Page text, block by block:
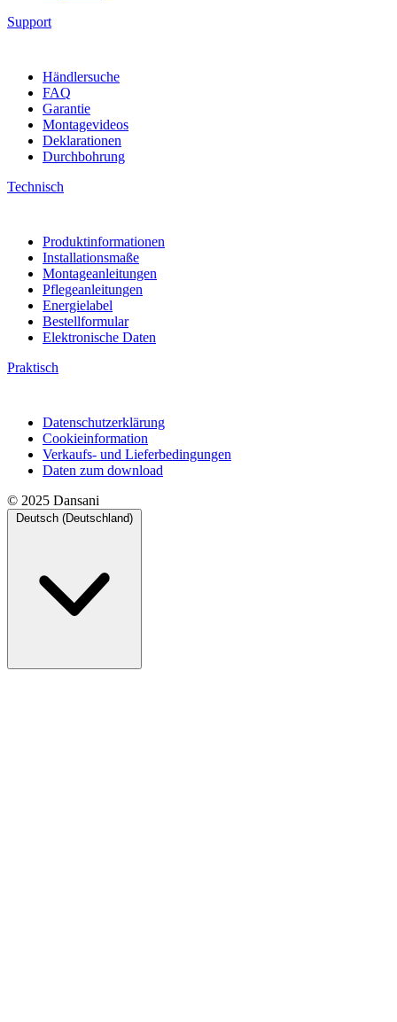
Support
Händlersuche
FAQ
Garantie
Montagevideos
Deklarationen
Durchbohrung
Technisch
Produktinformationen
Installationsmaße
Montageanleitungen
Pflegeanleitungen
Energielabel
Bestellformular
Elektronische Daten
Praktisch
Datenschutzerklärung
Cookieinformation
Verkaufs- und Lieferbedingungen
Daten zum download
© 2025 Dansani
Deutsch (Deutschland)